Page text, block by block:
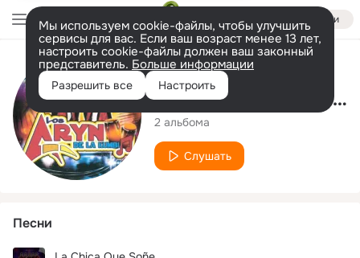
Войти
Мы используем cookie-файлы, чтобы улучшить
сервисы для вас. Если ваш возраст менее 13 лет,
настроить cookie-файлы должен ваш законный
представитель. Больше информации
Разрешить все Настроить
Исполнитель
Los Aryn de la Kumbia
2 альбома
Слушать
Песни